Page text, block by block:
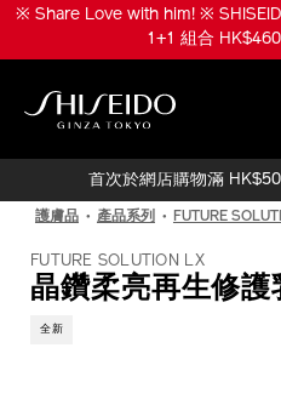
※ 升級份量兼享皇牌產品！※
限時 1+1 組合
首次於網店購物滿
護膚品 產品系列 FUTURE
FUTURE SOLUTION LX
晶鑽柔亮再生修護
全新